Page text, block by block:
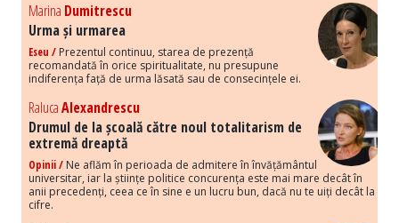
Marina Dumitrescu
Urma și urmarea
Eseu / Prezentul continuu, starea de prezență
recomandată în orice spiritualitate, nu presupune
indiferența față de urma lăsată sau de consecințele ei.
RalucaAlexandrescu
Drumul de la școală către noul totalitarism de
extremă dreaptă
Opinii / Ne aflăm în perioada de admitere în învățământul
universitar, iar la științe politice concurența este mai mare decât în
anii precedenți, ceea ce în sine e un lucru bun, dacă nu te uiți decât la
cifre.